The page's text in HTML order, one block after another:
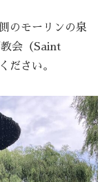
のモーリンの泉
会（Saint
ださい。